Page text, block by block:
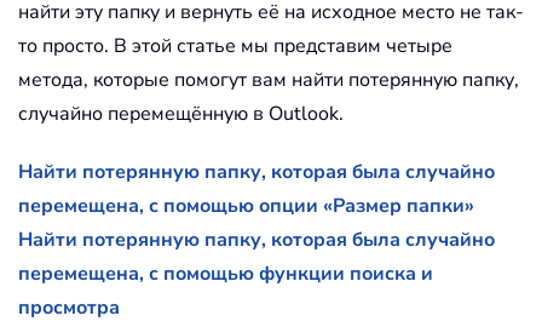
найти эту папку и вернуть её на исходное место не так-
то просто. В этой статье мы представим четыре
метода, которые помогут вам найти потерянную папку,
случайно перемещённую в Outlook.
Найти потерянную папку, которая была случайно
перемещена, с помощью опции «Размер папки»
Найти потерянную папку, которая была случайно
перемещена, с помощью функции поиска и
просмотра